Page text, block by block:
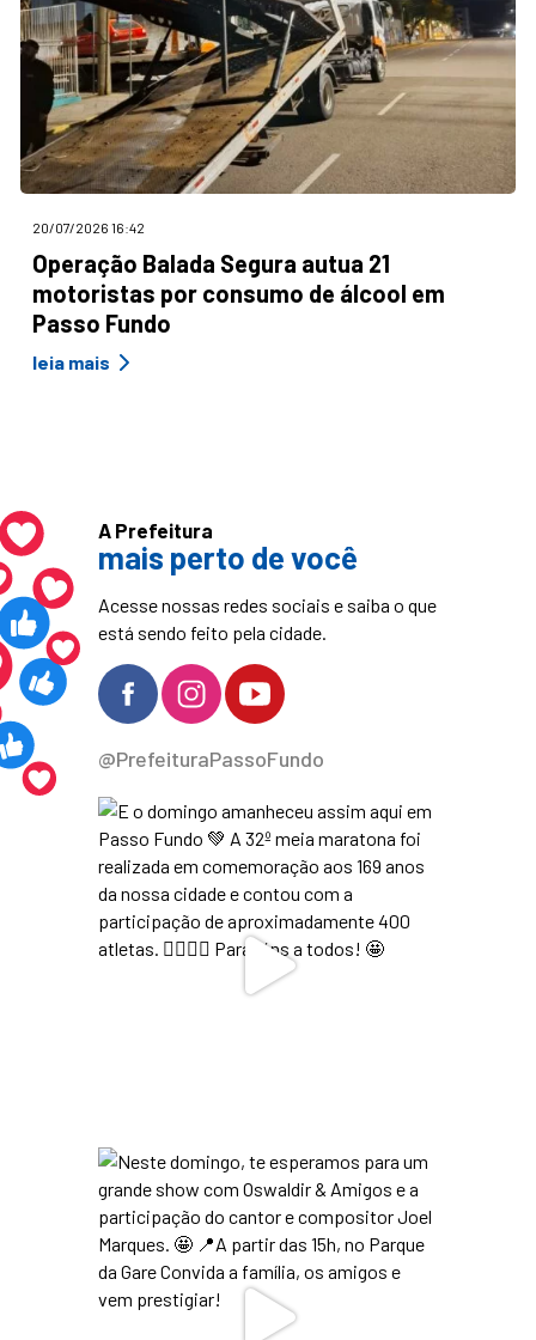
20/07/2026 16:42
Operação Balada Segura autua 21
motoristas por consumo de álcool em
Passo Fundo
leia mais
A Prefeitura
mais perto de você
Acesse nossas redes sociais e saiba o que
está sendo feito pela cidade.
@PrefeituraPassoFundo